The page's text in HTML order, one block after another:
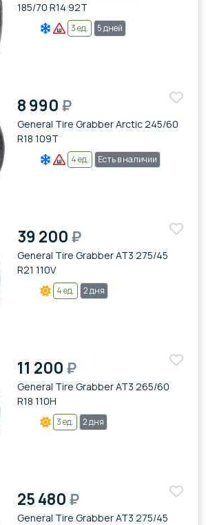
185/70 R14 92T
3 ед. 5 дней
8 990₽
General Tire Grabber Arctic 245/60
R18 109T
4 ед. Есть в наличии
39 200₽
General Tire Grabber AT3 275/45
R21 110V
4 ед. 2 дня
11 200₽
General Tire Grabber AT3 265/60
R18 110H
3 ед. 2 дня
25 480₽
General Tire Grabber AT3 275/45